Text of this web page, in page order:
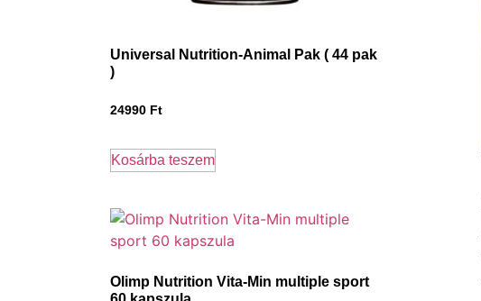
Universal Nutrition-Animal Pak ( 44 pak
)
24990 Ft
Kosárba teszem
Olimp Nutrition Vita-Min multiple sport